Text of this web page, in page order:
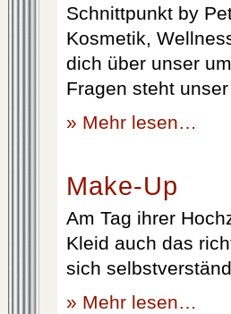
Schnittpunkt by
Kosmetik,
dich über unser
Fragen steht
» Mehr lesen…
Make-Up
Am Tag ihrer
Kleid auch das
sich
» Mehr lesen…